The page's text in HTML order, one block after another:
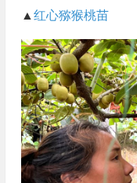
▲ 红心猕猴桃苗